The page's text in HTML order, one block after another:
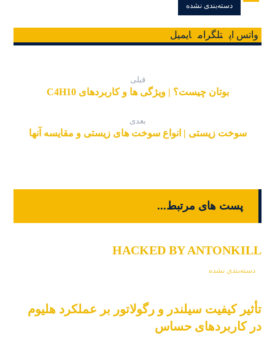
دسته‌بندی نشده
واتس اپ تلگرام ایمیل
قبلی
بوتان چیست؟ | ویژگی ها و کاربردهای C4H10
بعدی
سوخت زیستی | انواع سوخت های زیستی و مقایسه آنها
پست های مرتبط...
HACKED BY ANTONKILL
دسته‌بندی نشده
تأثیر کیفیت سیلندر و رگولاتور بر عملکرد هلیوم
در کاربردهای حساس